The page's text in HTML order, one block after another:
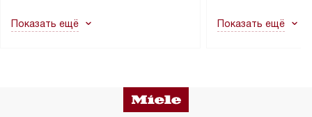
в гарантийном ремонте в будущем.
Показать ещё
не включаются:
Показать ещё